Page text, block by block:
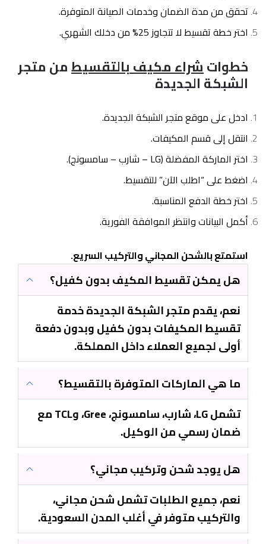
تحقق من مدة الضمان وخدمات الصيانة المتوفرة.
اختر خطة تقسيط لا تتجاوز 25% من دخلك الشهري.
خطواتشراء مكيف بالتقسيطمن متجر
الشبكة الجديدة
ادخل على موقع متجر الشبكة الجديدة.
انتقل إلى قسم المكيفات.
اختر الماركة المفضلة (LG – شارب – سامسونج).
اضغط على “اطلب الآن” للتقسيط.
اختر خطة الدفع المناسبة.
أكمل البيانات وانتظر الموافقة الفورية.
استمتع بالشحن المجاني والتركيب السريع.
هل يمكن تقسيط المكيف بدون كفيل؟
نعم، يقدم متجر الشبكة الجديدة خدمة
تقسيط المكيفات بدون كفيل وبدون دفعة
أولى لجميع العملاء داخل المملكة.
ما هي الماركات المتوفرة بالتقسيط؟
تشمل LG، شارب، سامسونج، Gree، وTCL مع
ضمان رسمي من الوكيل.
هل يوجد شحن وتركيب مجاني؟
نعم، جميع الطلبات تشمل شحن مجاني،
والتركيب متوفر في أغلب المدن السعودية.